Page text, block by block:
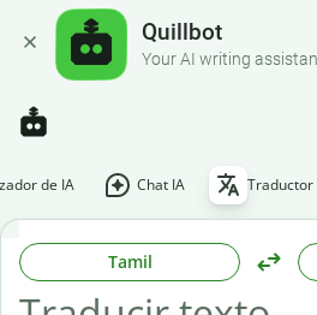
Quillbot
Your AI writing
de IA Chat IA Traductor
Tamil